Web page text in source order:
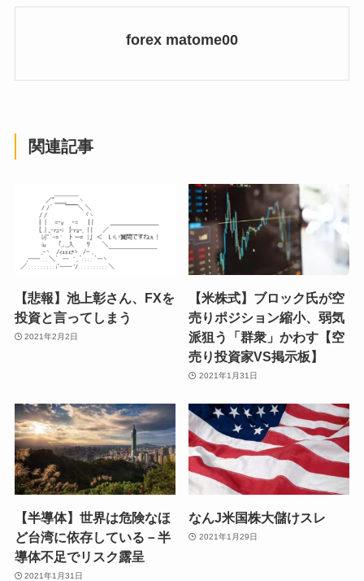
forex matome00
関連記事
【悲報】池上彰さん、FXを
投資と言ってしまう
2021年2月2日
【米株式】ブロック氏が空
売りポジション縮小、弱気
派狙う「群衆」かわす【空
売り投資家VS掲示板】
2021年1月31日
【半導体】世界は危険なほ
ど台湾に依存している－半
導体不足でリスク露呈
2021年1月31日
なんJ米国株大儲けスレ
2021年1月29日